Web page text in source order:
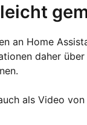
an Home
daher über
als Video von